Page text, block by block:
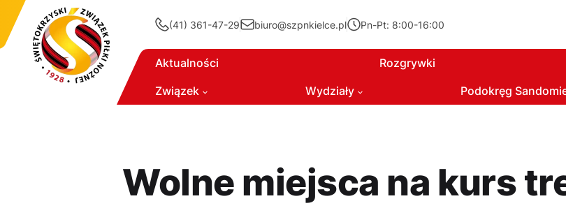
(41) 361-47-29 biuro@szpnkielce.pl Pn-Pt: 8:00-16:00
Związek
Aktualności
Wydziały
Rozgrywki
Podokręg
Wolne miejsca na kurs